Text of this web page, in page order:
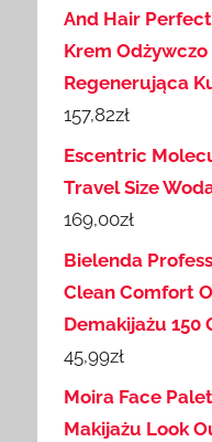
And Hair
Krem
Regenerująca
157,82zł
Escentric
Travel Size
169,00zł
Bielenda
Clean Comfort
Demakijażu 150
45,99zł
Moira Face
Makijażu Look